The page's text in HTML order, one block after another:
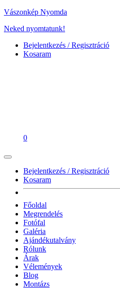
Vászonkép Nyomda
Neked nyomtatunk!
Bejelentkezés / Regisztráció
Kosaram
0
Bejelentkezés / Regisztráció
Kosaram
Főoldal
Megrendelés
Fotófal
Galéria
Ajándékutalvány
Rólunk
Árak
Vélemények
Blog
Montázs